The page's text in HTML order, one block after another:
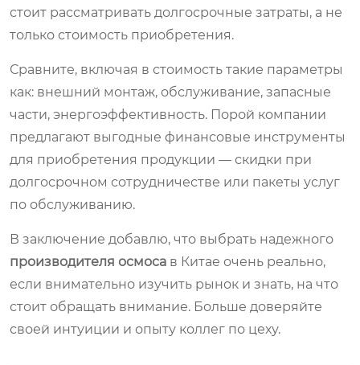
стоит рассматривать долгосрочные затраты, а не
только стоимость приобретения.
Сравните, включая в стоимость такие параметры
как: внешний монтаж, обслуживание, запасные
части, энергоэффективность. Порой компании
предлагают выгодные финансовые инструменты
для приобретения продукции — скидки при
долгосрочном сотрудничестве или пакеты услуг
по обслуживанию.
В заключение добавлю, что выбрать надежного
производителя осмоса в Китае очень реально,
если внимательно изучить рынок и знать, на что
стоит обращать внимание. Больше доверяйте
своей интуиции и опыту коллег по цеху.